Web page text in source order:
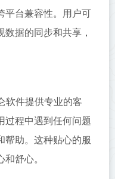
平台兼容性。用户可
数据的同步和共享，
软件提供专业的客
过程中遇到任何问题
帮助。这种贴心的服
舒心。